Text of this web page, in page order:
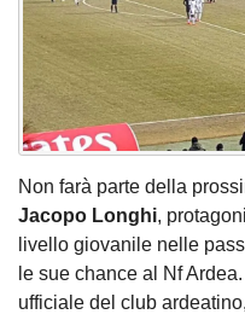
Non farà parte della
Jacopo Longhi,
livello giovanile nelle
le sue chance al Nf
ufficiale del club